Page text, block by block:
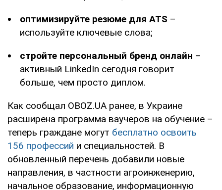
оптимизируйте резюме для ATS –
используйте ключевые слова;
стройте персональный бренд онлайн –
активный LinkedIn сегодня говорит
больше, чем просто диплом.
Как сообщал OBOZ.UA ранее, в Украине
расширена программа ваучеров на обучение –
теперь граждане могут бесплатно освоить
156 профессий и специальностей. В
обновленный перечень добавили новые
направления, в частности агроинженерию,
начальное образование, информационную